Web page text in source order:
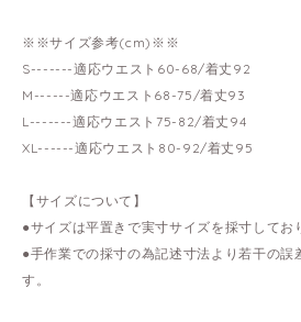
※※サイズ参考(cm)※※
S-------適応ウエスト60-68/着丈92
M------適応ウエスト68-75/着丈93
L-------適応ウエスト75-82/着丈94
XL------適応ウエスト80-92/着丈95
【サイズについて】
●サイズは平置きで実寸サイズを採寸してお
●手作業での採寸の為記述寸法より若干の誤
す。